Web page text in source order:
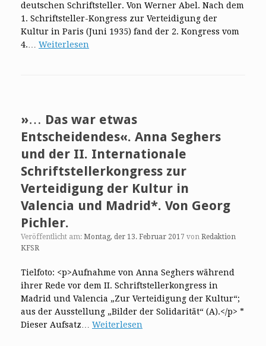
deutschen Schriftsteller. Von Werner Abel. Nach dem
1. Schriftsteller-Kongress zur Verteidigung der
Kultur in Paris (Juni 1935) fand der 2. Kongress vom
4.… Weiterlesen
»… Das war etwas
Entscheidendes«. Anna Seghers
und der II. Internationale
Schriftstellerkongress zur
Verteidigung der Kultur in
Valencia und Madrid*. Von Georg
Pichler.
Veröffentlicht am: Montag, der 13. Februar 2017 von Redaktion
KFSR
Tielfoto: <p>Aufnahme von Anna Seghers während
ihrer Rede vor dem II. Schriftstellerkongress in
Madrid und Valencia „Zur Verteidigung der Kultur“;
aus der Ausstellung „Bilder der Solidarität“ (A).</p> *
Dieser Aufsatz… Weiterlesen